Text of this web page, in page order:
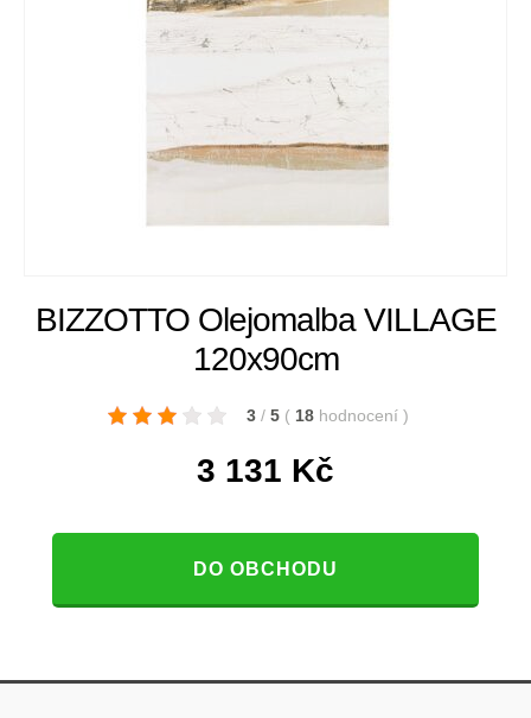
BIZZOTTO Olejomalba VILLAGE
120x90cm
3 / 5 ( 18 hodnocení )
3 131 Kč
DO OBCHODU